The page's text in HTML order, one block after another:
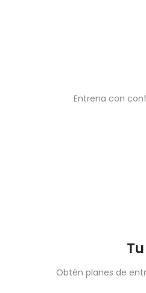
Entrena con
Obtén planes de